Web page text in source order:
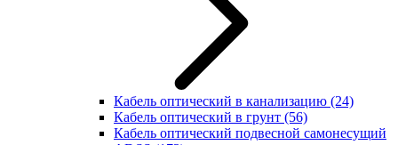
Кабель оптический в канализацию (24)
Кабель оптический в грунт (56)
Кабель оптический подвесной самонесущий